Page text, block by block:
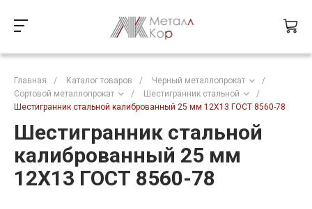
Главная / Каталог товаров / Черный металлопрокат
/
Сортовой металлопрокат
/ Шестигранник стальной
/
Шестигранник стальной калиброванный 25 мм 12Х13 ГОСТ 8560-78
Шестигранник стальной
калиброванный 25 мм
12Х13 ГОСТ 8560-78